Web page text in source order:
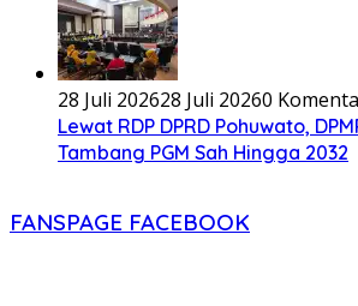
28 Juli 202628 Juli 20260
Lewat RDP DPRD Pohuwato,
Tambang PGM Sah Hingga 2032
FANSPAGE FACEBOOK